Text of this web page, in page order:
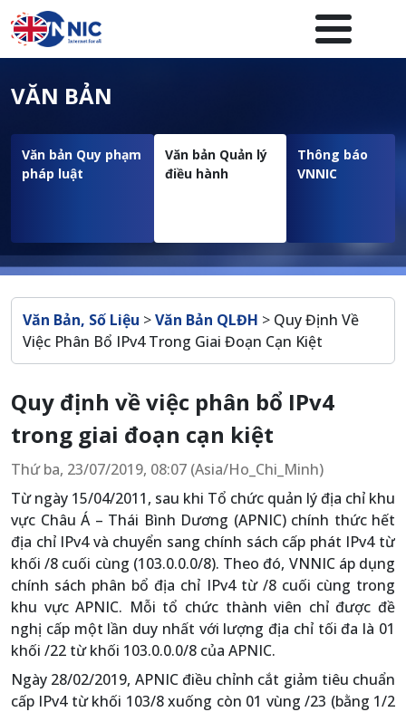
Nhảy đến nội dung
Menuheader của website
VĂN BẢN
Văn bản Quy phạm
pháp luật
Văn bản Quản lý
điều hành
Thông báo
VNNIC
Breadcrumb
Văn Bản, Số Liệu >Văn Bản QLĐH > Quy Định Về
Việc Phân Bổ IPv4 Trong Giai Đoạn Cạn Kiệt
Quy định về việc phân bổ IPv4
trong giai đoạn cạn kiệt
Thứ ba, 23/07/2019, 08:07 (Asia/Ho_Chi_Minh)
Từ ngày 15/04/2011, sau khi Tổ chức quản lý địa chỉ khu
vực Châu Á – Thái Bình Dương (APNIC) chính thức hết
địa chỉ IPv4 và chuyển sang chính sách cấp phát IPv4 từ
khối /8 cuối cùng (103.0.0.0/8). Theo đó, VNNIC áp dụng
chính sách phân bổ địa chỉ IPv4 từ /8 cuối cùng trong
khu vực APNIC. Mỗi tổ chức thành viên chỉ được đề
nghị cấp một lần duy nhất với lượng địa chỉ tối đa là 01
khối /22 từ khối 103.0.0.0/8 của APNIC.
Ngày 28/02/2019, APNIC điều chỉnh cắt giảm tiêu chuẩn
cấp IPv4 từ khối 103/8 xuống còn 01 vùng /23 (bằng 1/2